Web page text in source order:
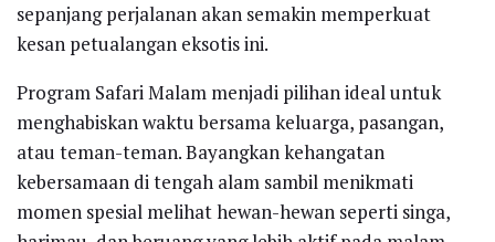
sepanjang perjalanan akan semakin memperkuat
kesan petualangan eksotis ini.
Program Safari Malam menjadi pilihan ideal untuk
menghabiskan waktu bersama keluarga, pasangan,
atau teman-teman. Bayangkan kehangatan
kebersamaan di tengah alam sambil menikmati
momen spesial melihat hewan-hewan seperti singa,